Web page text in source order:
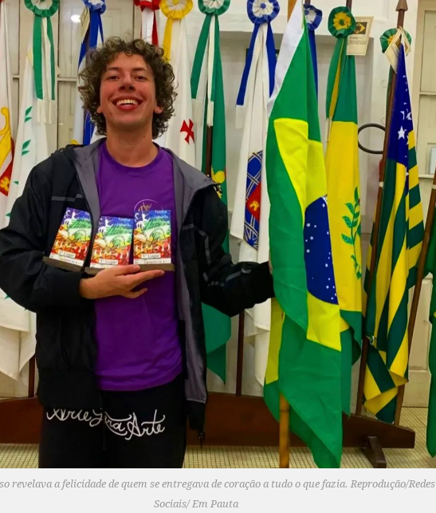
revelava a felicidade de quem se entregava de coração a tudo o que fazia. Reprodução/Redes
Sociais/ Em Pauta